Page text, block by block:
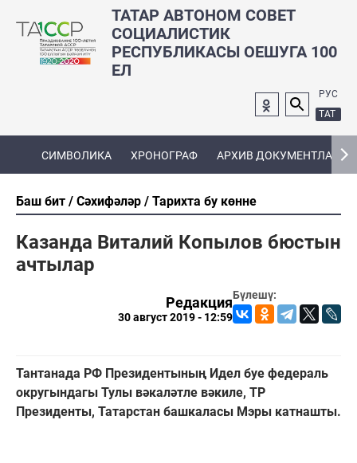
ТАТАР АВТОНОМ СОВЕТ
СОЦИАЛИСТИК
РЕСПУБЛИКАСЫ ОЕШУГА 100
ЕЛ
РУС
ТАТ
СИМВОЛИКА ХРОНОГРАФ АРХИВ ДОКУМЕНТЛАРЫ
Баш бит Сәхифәләр Тарихта бу көнне
Казанда Виталий Копылов бюстын
ачтылар
Бүлешү:
Редакция
30 август 2019 - 12:59
Тантанада РФ Президентының Идел буе федераль
округындагы Тулы вәкаләтле вәкиле, ТР
Президенты, Татарстан башкаласы Мэры катнашты.